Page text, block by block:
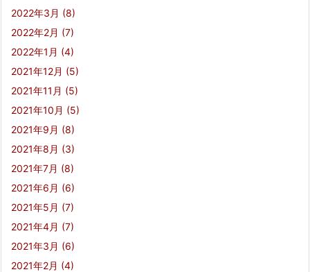
2022年3月 (8)
2022年2月 (7)
2022年1月 (4)
2021年12月 (5)
2021年11月 (5)
2021年10月 (5)
2021年9月 (8)
2021年8月 (3)
2021年7月 (8)
2021年6月 (6)
2021年5月 (7)
2021年4月 (7)
2021年3月 (6)
2021年2月 (4)